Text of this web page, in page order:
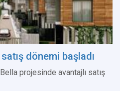
dönemi başladı
projesinde avantajlı satış